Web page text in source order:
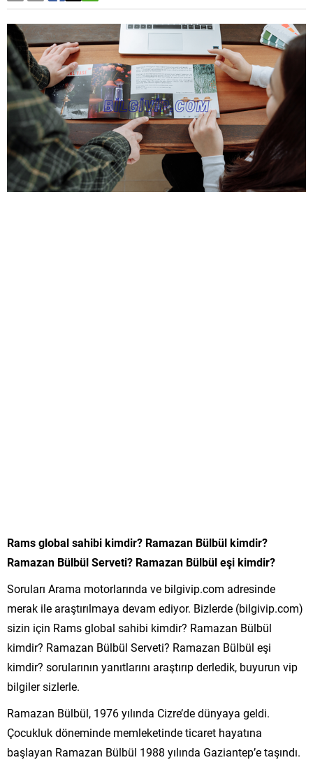
Rams global sahibi kimdir? Ramazan Bülbül kimdir?
Ramazan Bülbül Serveti? Ramazan Bülbül eşi kimdir?
Soruları Arama motorlarında ve bilgivip.com adresinde
merak ile araştırılmaya devam ediyor. Bizlerde (bilgivip.com)
sizin için Rams global sahibi kimdir? Ramazan Bülbül
kimdir? Ramazan Bülbül Serveti? Ramazan Bülbül eşi
kimdir? sorularının yanıtlarını araştırıp derledik, buyurun vip
bilgiler sizlerle.
Ramazan Bülbül, 1976 yılında Cizre’de dünyaya geldi.
Çocukluk döneminde memleketinde ticaret hayatına
başlayan Ramazan Bülbül 1988 yılında Gaziantep’e taşındı.